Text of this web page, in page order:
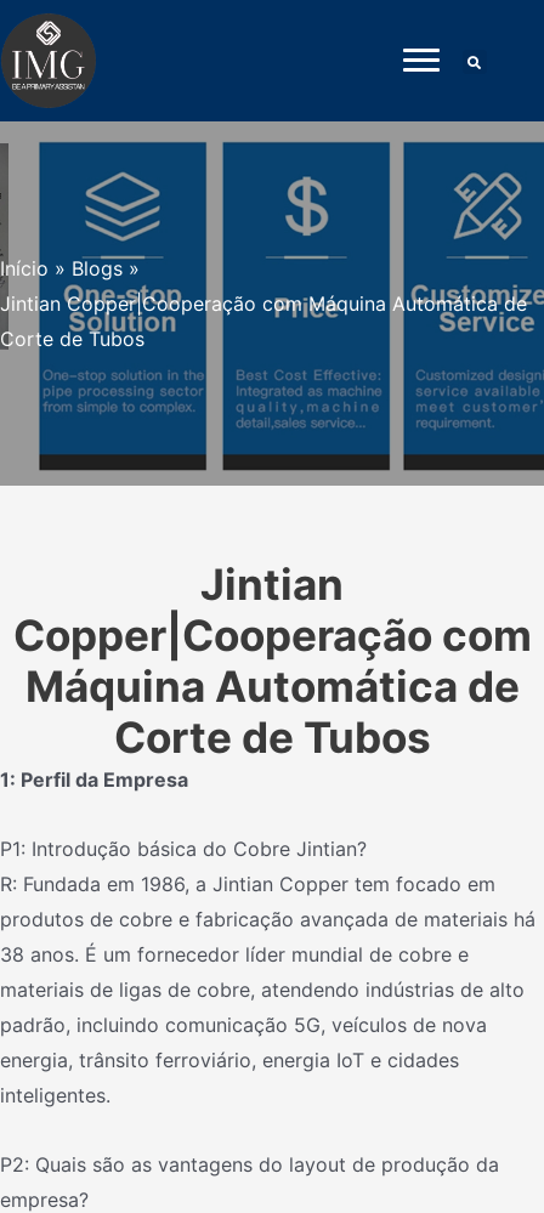
Pular
para
o
conteúdo
Início » Blogs »
Jintian Copper|Cooperação com Máquina Automática de
Corte de Tubos
Jintian
Copper|Cooperação com
Máquina Automática de
Corte de Tubos
1: Perfil da Empresa
P1: Introdução básica do Cobre Jintian?
R: Fundada em 1986, a Jintian Copper tem focado em
produtos de cobre e fabricação avançada de materiais há
38 anos. É um fornecedor líder mundial de cobre e
materiais de ligas de cobre, atendendo indústrias de alto
padrão, incluindo comunicação 5G, veículos de nova
energia, trânsito ferroviário, energia IoT e cidades
inteligentes.
P2: Quais são as vantagens do layout de produção da
empresa?